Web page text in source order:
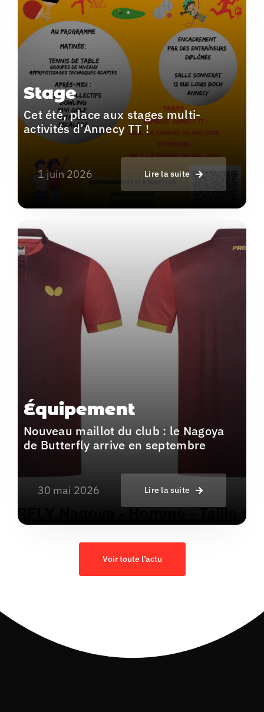
Stage
Cet été, place aux stages multi-
activités d’Annecy TT !
1 juin 2026 Lire la suite
Équipement
Nouveau maillot du club : le Nagoya
de Butterfly arrive en septembre
30 mai 2026 Lire la suite
Voir toute l’actu